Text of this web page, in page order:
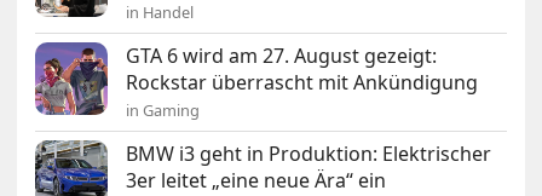
in Handel
GTA 6 wird am 27. August gezeigt:
Rockstar überrascht mit Ankündigung
in Gaming
BMW i3 geht in Produktion: Elektrischer
3er leitet „eine neue Ära“ ein